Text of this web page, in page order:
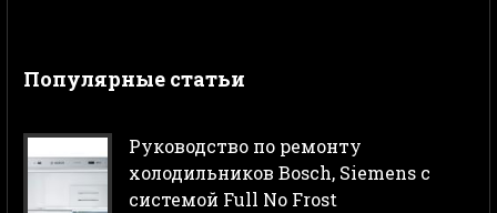
Популярные статьи
Руководство по ремонту
холодильников Bosch, Siemens с
системой Full No Frost